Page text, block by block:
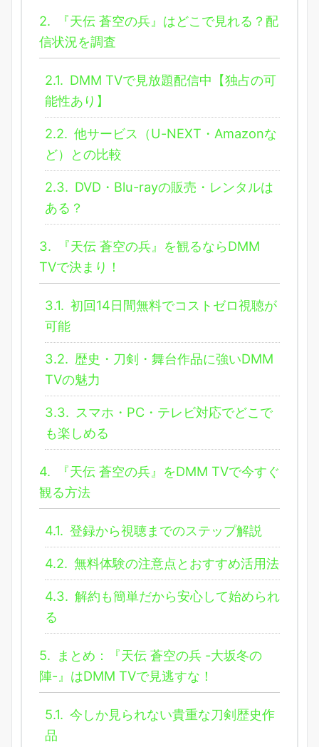
2.
『天伝 蒼空の兵』はどこで見れる？配
信状況を調査
2.1. DMM TVで見放題配信中【独占の可
能性あり】
2.2. 他サービス（U-NEXT・Amazonな
ど）との比較
2.3. DVD・Blu-rayの販売・レンタルは
ある？
3.
『天伝 蒼空の兵』を観るならDMM
TVで決まり！
3.1. 初回14日間無料でコストゼロ視聴が
可能
3.2. 歴史・刀剣・舞台作品に強いDMM
TVの魅力
3.3. スマホ・PC・テレビ対応でどこで
も楽しめる
4.
『天伝 蒼空の兵』をDMM TVで今すぐ
観る方法
4.1. 登録から視聴までのステップ解説
4.2. 無料体験の注意点とおすすめ活用法
4.3. 解約も簡単だから安心して始められ
る
5.
まとめ：『天伝 蒼空の兵 -大坂冬の
陣-』はDMM TVで見逃すな！
5.1. 今しか見られない貴重な刀剣歴史作
品